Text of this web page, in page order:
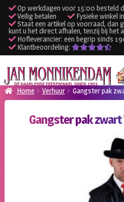
Op werkdagen voor 15:00 besteld
Veilig betalen
Fysieke winkel
Staat een artikel op voorraad, dan
kunt u het direct afhalen, tenzij bij het
Hofleverancier: een begrip sinds
Klantbeoordeling:
Ga
door
naar
Ga
naar
de Home Verhuur Gangster pak
Gangster pak zwart